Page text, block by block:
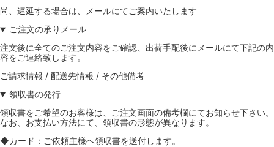
尚、遅延する場合は、メールにてご案内いたします
ご注文の承りメール
注文後に全てのご注文内容をご確認、出荷手配後にメールにて下記の内
容をご連絡致します。
ご請求情報 / 配送先情報 / その他備考
領収書の発行
領収書をご希望のお客様は、ご注文画面の備考欄にてお知らせ下さい。
なお、お支払い方法にて、領収書の形態が異なります。
◆カード：ご依頼主様へ領収書を送付します。